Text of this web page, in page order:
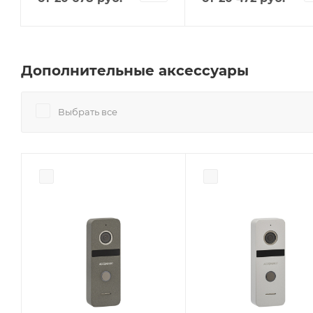
Дополнительные аксессуары
Выбрать все